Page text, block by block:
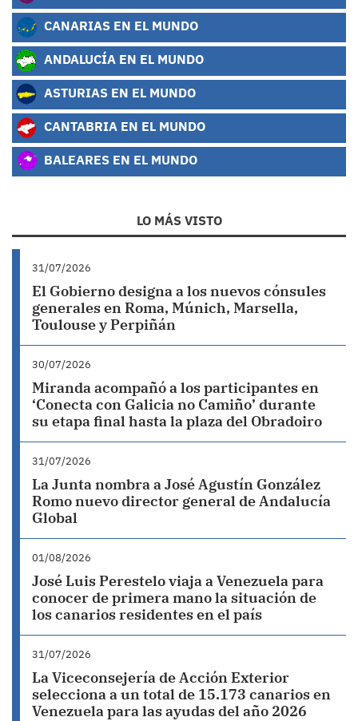
CANARIAS EN EL MUNDO
ANDALUCÍA EN EL MUNDO
ASTURIAS EN EL MUNDO
CANTABRIA EN EL MUNDO
BALEARES EN EL MUNDO
LO MÁS VISTO
31/07/2026
El Gobierno designa a los nuevos cónsules
generales en Roma, Múnich, Marsella,
Toulouse y Perpiñán
30/07/2026
Miranda acompañó a los participantes en
‘Conecta con Galicia no Camiño’ durante
su etapa final hasta la plaza del Obradoiro
31/07/2026
La Junta nombra a José Agustín González
Romo nuevo director general de Andalucía
Global
01/08/2026
José Luis Perestelo viaja a Venezuela para
conocer de primera mano la situación de
los canarios residentes en el país
31/07/2026
La Viceconsejería de Acción Exterior
selecciona a un total de 15.173 canarios en
Venezuela para las ayudas del año 2026